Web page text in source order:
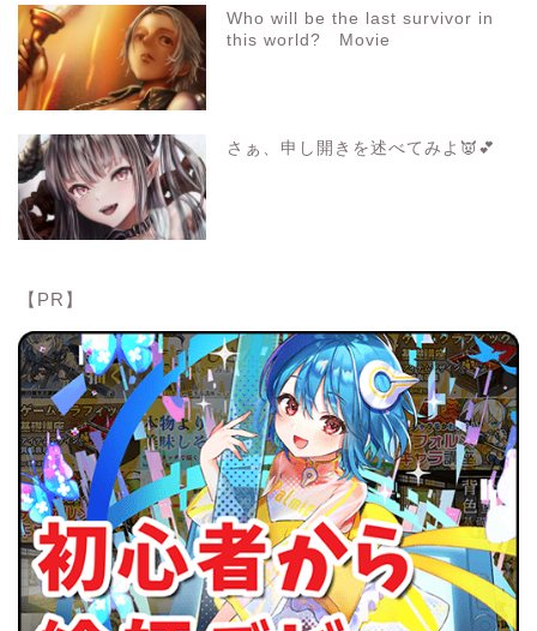
Who will be the last survivor in
this world? Movie
さぁ、申し開きを述べてみよ👿💕
【PR】